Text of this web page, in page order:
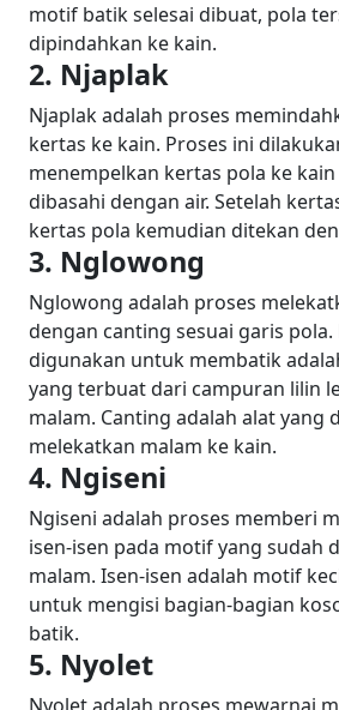
motif batik selesai dibuat, pola
dipindahkan ke kain.
2. Njaplak
Njaplak adalah proses
kertas ke kain. Proses ini
menempelkan kertas pola ke
dibasahi dengan air. Setelah
kertas pola kemudian ditekan
3. Nglowong
Nglowong adalah proses
dengan canting sesuai garis pola.
digunakan untuk membatik
yang terbuat dari campuran lilin
malam. Canting adalah alat yang
melekatkan malam ke kain.
4. Ngiseni
Ngiseni adalah proses memberi
isen-isen pada motif yang sudah
malam. Isen-isen adalah motif
untuk mengisi bagian-bagian
batik.
5. Nyolet